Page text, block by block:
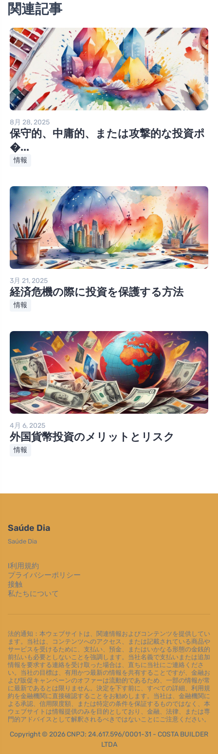
関連記事
8月 28, 2025
保守的、中庸的、または攻撃的な投資ポ
�...
情報
3月 21, 2025
経済危機の際に投資を保護する方法
情報
4月 6, 2025
外国貨幣投資のメリットとリスク
情報
Saúde Dia
Saúde Dia
l利用規約
プライバシーポリシー
接触
私たちについて
法的通知：本ウェブサイトは、関連情報およびコンテンツを提供してい
ます。当社は、コンテンツへのアクセス、または記載されている商品や
サービスを受けるために、支払い、預金、またはいかなる形態の金銭的
前払いも必要としないことを強調します。当社名義で支払いまたは追加
情報を要求する連絡を受け取った場合は、直ちに当社にご連絡くださ
い。当社の目標は、有用かつ最新の情報を共有することですが、金融お
よび販促キャンペーンのオファーは流動的であるため、一部の情報が常
に最新であるとは限りません。決定を下す前に、すべての詳細、利用規
約を金融機関に直接確認することをお勧めします。当社は、金融機関に
よる承認、信用限度額、または特定の条件を保証するものではなく、本
ウェブサイトは情報提供のみを目的としており、金融、法律、または専
門的アドバイスとして解釈されるべきではないことにご注意ください。
Copyright © 2026 CNPJ: 24.617.596/0001-31 - COSTA BUILDER
LTDA